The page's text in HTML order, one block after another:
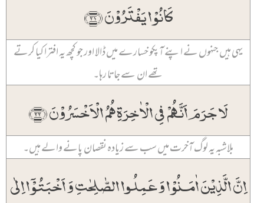
کَانُوۡا یَفۡتَرُوۡنَ ﴿۲۱﴾
یہی ہیں جنہوں نے اپنے آپکو خسارے میں ڈالا اور جو کچھ یہ افترا کیا کرتے
تھے ان سے جاتا رہا۔
لَا جَرَمَ اَنَّہُمۡ فِی الۡاٰخِرَۃِ ہُمُ الۡاَخۡسَرُوۡنَ ﴿۲۲﴾
بلاشبہ یہ لوگ آخرت میں سب سے زیادہ نقصان پانے والے ہیں۔
اِنَّ الَّذِیۡنَ اٰمَنُوۡا وَ عَمِلُوا الصّٰلِحٰتِ وَ اَخۡبَتُوۡۤا اِلٰی